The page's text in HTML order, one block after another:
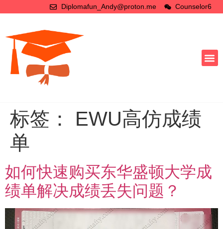
Diplomafun_Andy@proton.me Counselor6
标签： EWU高仿成绩
单
如何快速购买东华盛顿大学成
绩单解决成绩丢失问题？